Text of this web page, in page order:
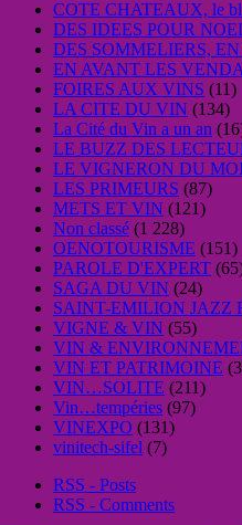
COTE CHATEAUX, le
DES IDEES POUR
DES SOMMELIERS,
EN AVANT LES
FOIRES AUX VINS (11)
LA CITE DU VIN (134)
La Cité du Vin a un an
LE BUZZ DES
LE VIGNERON DU
LES PRIMEURS (87)
METS ET VIN (121)
Non classé (1 228)
OENOTOURISME (151)
PAROLE D'EXPERT
SAGA DU VIN (24)
SAINT-EMILION JAZZ
VIGNE & VIN (55)
VIN &
VIN ET PATRIMOINE
VIN…SOLITE (211)
Vin…tempéries (97)
VINEXPO (131)
vinitech-sifel (7)
RSS - Posts
RSS - Comments